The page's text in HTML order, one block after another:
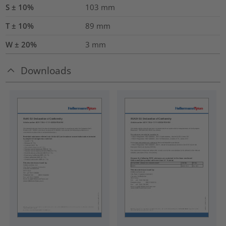
S ± 10% 103 mm
T ± 10%
89 mm
W ± 20%
3 mm
Downloads